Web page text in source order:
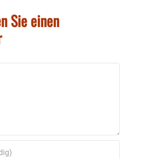
Sie einen